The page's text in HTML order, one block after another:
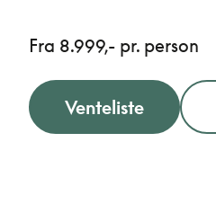
Fra 8.999,- pr. person
Venteliste